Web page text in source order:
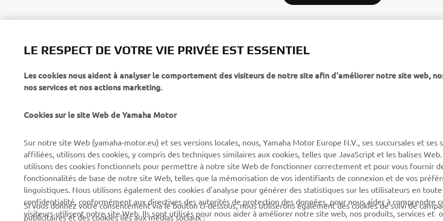
CORPORATE
Événements
Brochures
Travailler chez Yamaha
Devenir concessionnaire
PROS & B2B
secours
Robotique
Systèmes pour VAE
Partenariats
Informations techniques
PLUS YAMAHA
Yamaha Racing (en)
Yamaha Motor Global (en)
Application mobiles
SUPPORT
Catalogue de pièces
Information sur la gestion
des batteries usagées
LE RESPECT DE VOTRE VIE PRIVÉE EST ESSENTIEL
Les cookies nous aident à analyser le comportement des visiteurs de notre site afin d'améliorer notre site web,
nos services et nos actions marketing.
Cookies sur le site Web de Yamaha Motor
Sur notre site Web (yamaha-motor.eu) et ses versions locales, nous, Yamaha Motor Europe N.V., ses succursales et ses
affiliées, utilisons des cookies, y compris des techniques similaires aux cookies, telles que JavaScript et les balises
utilisons des cookies fonctionnels pour permettre à notre site Web de fonctionner correctement et pour vous fournir
fonctionnalités de base de notre site Web, telles que la mémorisation de vos identifiants de connexion et de vos
linguistiques. Nous utilisons également des cookies d'analyse pour générer des statistiques sur les utilisateurs en toute
confidentialité, conformément aux directives des autorités de protection des données, pour nous aider à comprendre
visiteurs utilisent notre site Web. Ils sont utilisés pour nous aider à améliorer notre site web, nos produits, services et
Si vous donnez votre consentement via le bouton ci-dessous, nous utiliserons également des cookies de suivi de
publicitaires et des cookies liés aux médias sociaux :